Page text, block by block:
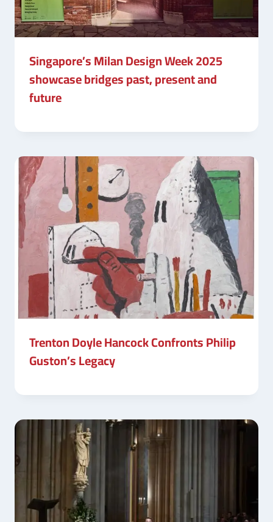
Singapore’s Milan Design Week 2025
showcase bridges past, present and
future
Trenton Doyle Hancock Confronts Philip
Guston’s Legacy